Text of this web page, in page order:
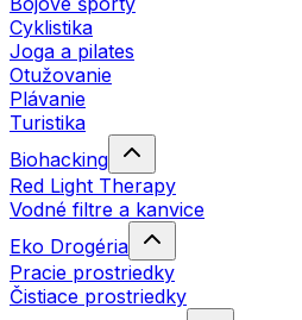
Cyklistika
Joga a pilates
Otužovanie
Plávanie
Turistika
Biohacking
Red Light Therapy
Vodné filtre a kanvice
Eko Drogéria
Pracie prostriedky
Čistiace prostriedky